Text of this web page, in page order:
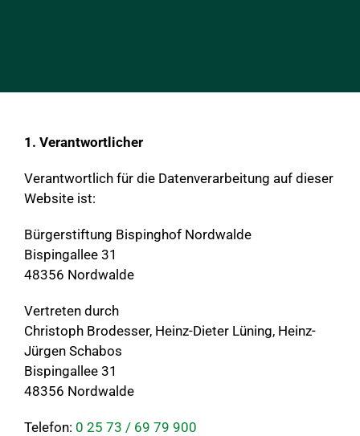
1. Verantwortlicher
Verantwortlich für die Datenverarbeitung auf dieser
Website ist:
Bürgerstiftung Bispinghof Nordwalde
Bispingallee 31
48356 Nordwalde
Vertreten durch
Christoph Brodesser, Heinz-Dieter Lüning, Heinz-
Jürgen Schabos
Bispingallee 31
48356 Nordwalde
Telefon: 0 25 73 / 69 79 900